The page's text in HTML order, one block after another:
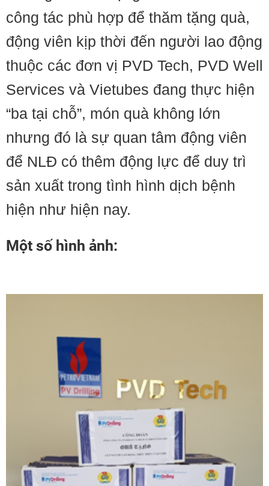
công tác phù hợp để thăm tặng quà,
động viên kịp thời đến người lao động
thuộc các đơn vị PVD Tech, PVD Well
Services và Vietubes đang thực hiện
“ba tại chỗ”, món quà không lớn
nhưng đó là sự quan tâm động viên
để NLĐ có thêm động lực để duy trì
sản xuất trong tình hình dịch bệnh
hiện như hiện nay.
Một số hình ảnh: